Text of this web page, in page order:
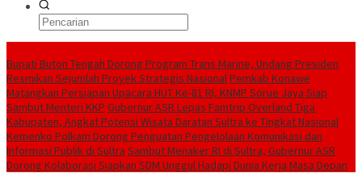
Bupati Buton Tengah Dorong Program Trans Marine, Undang Presiden
Resmikan Sejumlah Proyek Strategis NasionalPemkab Konawe
Matangkan Persiapan Upacara HUT Ke-81 RI, KNMP Sorue Jaya Siap
Sambut Menteri KKP Gubernur ASR Lepas Famtrip Overland Tiga
Kabupaten, Angkat Potensi Wisata Daratan Sultra ke Tingkat Nasional
Kemenko Polkam Dorong Penguatan Pengelolaan Komunikasi dan
Informasi Publik di Sultra Sambut Menaker RI di Sultra, Gubernur ASR
Dorong Kolaborasi Siapkan SDM Unggul Hadapi Dunia Kerja Masa Depan